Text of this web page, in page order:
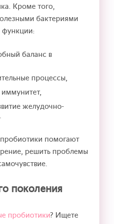
Кроме того,
бактериями
баланс в
процессы,
желудочно-
помогают
решить проблемы
поколения
пробиотики? Ищете